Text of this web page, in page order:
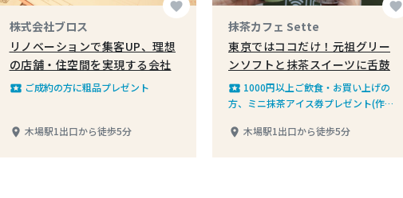
favorite
株式会社ブロス
リノベーションで集客UP、理想
の店舗・住空間を実現する会社
local_play ご成約の方に粗品プレゼント
place 木場駅1出口から徒歩5分
favorite
抹茶カフェ Sette
東京ではココだけ！元祖グリー
ンソフトと抹茶スイーツに舌鼓
local_play 1000円以上ご飲食・お買い上げの
方、ミニ抹茶アイス券プレゼント(作家
ーポンとの併用は不可
place 木場駅1出口から徒歩5分